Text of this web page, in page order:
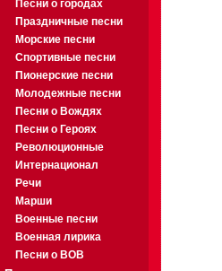
Песни о городах
Праздничные песни
Морские песни
Спортивные песни
Пионерские песни
Молодежные песни
Песни о Вождях
Песни о Героях
Революционные
Интернационал
Речи
Марши
Военные песни
Военная лирика
Песни о ВОВ